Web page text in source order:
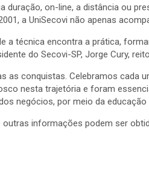
duração, on-line, a distância ou
a UniSecovi não apenas
a técnica encontra a prática,
do Secovi-SP, Jorge Cury,
as conquistas. Celebramos cada
nesta trajetória e foram
negócios, por meio da
informações podem ser